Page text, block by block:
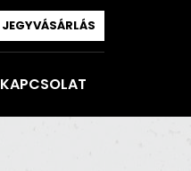
JEGYVÁSÁRLÁS
KAPCSOLAT